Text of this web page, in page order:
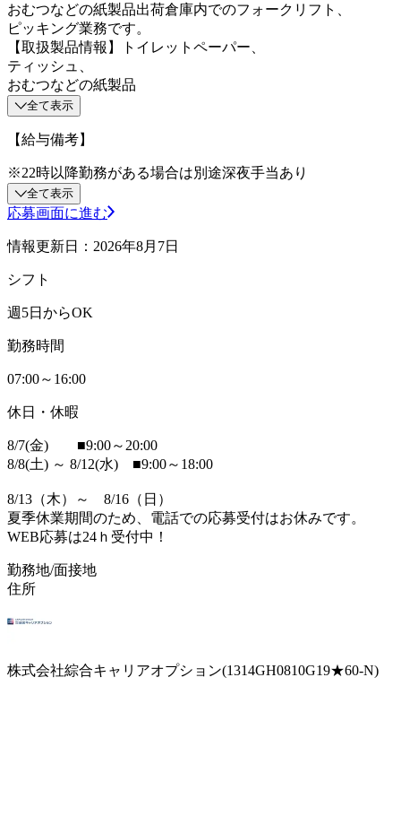
おむつなどの紙製品出荷倉庫内でのフォークリフト、
ピッキング業務です。
【取扱製品情報】トイレットペーパー、
ティッシュ、
おむつなどの紙製品
全て表示
【給与備考】
※22時以降勤務がある場合は別途深夜手当あり
全て表示
応募画面に進む
情報更新日：2026年8月7日
シフト
週5日からOK
勤務時間
07:00～16:00
休日・休暇
8/7(金) ■9:00～20:00
8/8(土) ～ 8/12(水) ■9:00～18:00
8/13（木）～ 8/16（日）
夏季休業期間のため、電話での応募受付はお休みです。
WEB応募は24ｈ受付中！
勤務地/面接地
住所
株式会社綜合キャリアオプション(1314GH0810G19★60-N)